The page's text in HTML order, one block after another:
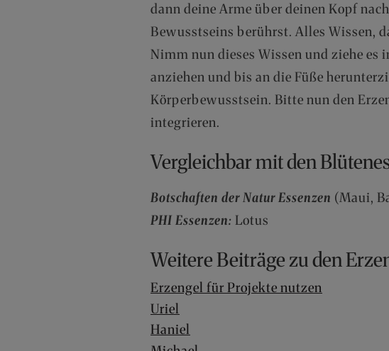
dann deine Arme über deinen Kopf
Bewusstseins berührst. Alles Wissen,
Nimm nun dieses Wissen und ziehe
anziehen und bis an die Füße
Körperbewusstsein. Bitte nun den
integrieren.
Vergleichbar mit den
Botschaften der Natur Essenzen (Maui,
PHI Essenzen: Lotus
Weitere Beiträge zu den
Erzengel für Projekte nutzen
Uriel
Haniel